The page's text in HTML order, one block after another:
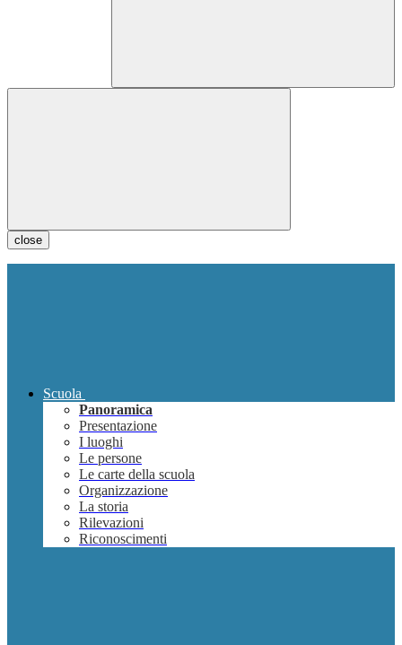
close
Scuola
Panoramica
Presentazione
I luoghi
Le persone
Le carte della scuola
Organizzazione
La storia
Rilevazioni
Riconoscimenti